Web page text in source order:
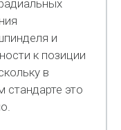
и
к позиции
в
это